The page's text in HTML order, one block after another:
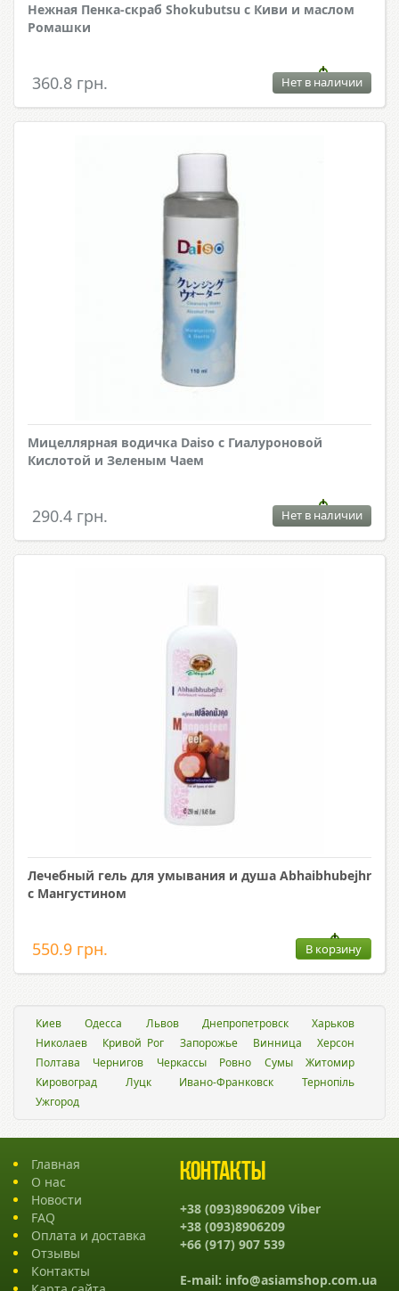
Нежная Пенка-скраб Shokubutsu с Киви и маслом
Ромашки
360.8 грн. Нет в наличии
Мицеллярная водичка Daiso с Гиалуроновой
Кислотой и Зеленым Чаем
290.4 грн. Нет в наличии
Лечебный гель для умывания и душа Abhaibhubejhr
с Мангустином
550.9 грн. В корзину
Киев Одесса Львов Днепропетровск
Харьков
Николаев
Кривой Рог Запорожье Винница
Херсон
Полтава
Чернигов Черкассы Ровно Сумы
Житомир
Кировоград
Луцк Ивано-Франковск
Тернопіль
Ужгород
Главная
О нас
Новости
FAQ
Оплата и доставка
Отзывы
Контакты
Контакты
+38 (093)8906209 Viber
+38 (093)8906209
+66 (917) 907 539
E-mail: info@asiamshop.com.ua